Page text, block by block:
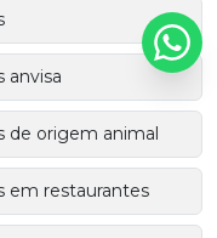
anvisa
de origem animal
em restaurantes